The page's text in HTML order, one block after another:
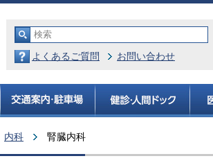
よくあるご質問 お問い合わせ
内科 腎臓内科